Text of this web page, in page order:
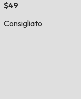
$49
Consigliato